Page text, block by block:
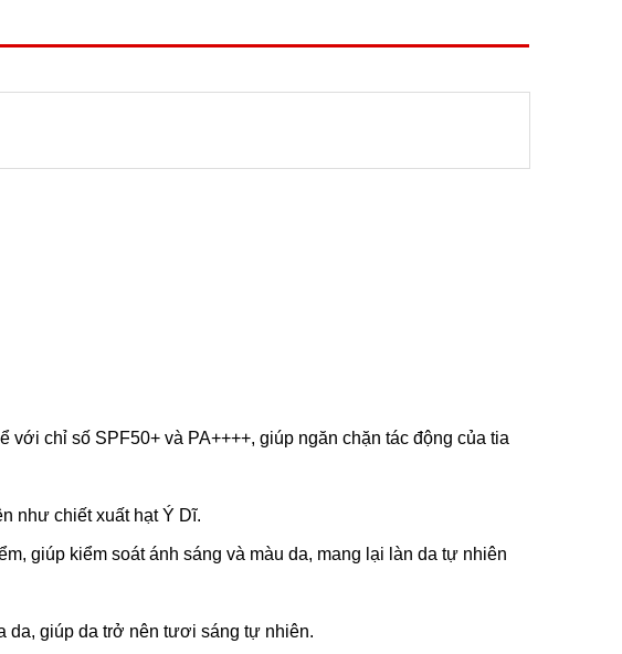
với chỉ số SPF50+ và PA++++, giúp ngăn chặn tác động của tia
như chiết xuất hạt Ý Dĩ.
giúp kiểm soát ánh sáng và màu da, mang lại làn da tự nhiên
da, giúp da trở nên tươi sáng tự nhiên.